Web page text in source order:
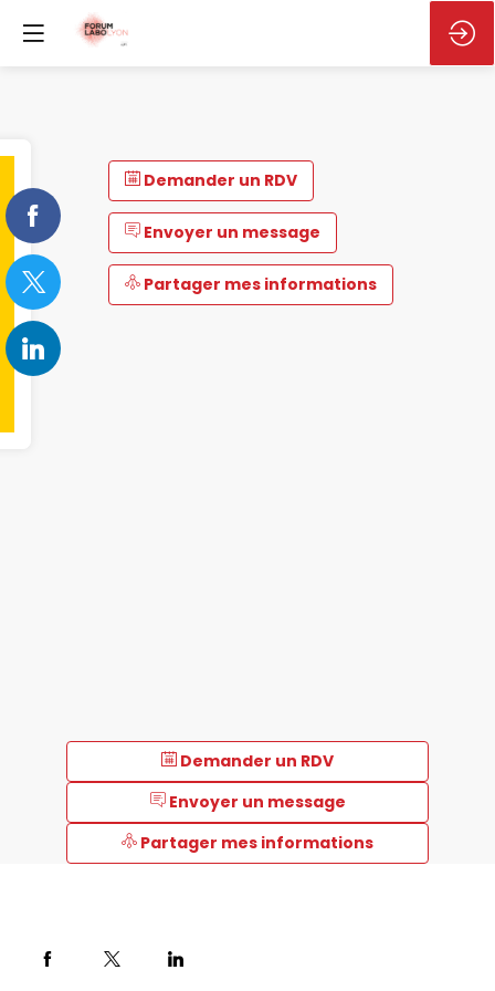
Demander un RDV
Envoyer un message
Partager mes informations
Demander un RDV
Envoyer un message
Partager mes informations
fournisseur